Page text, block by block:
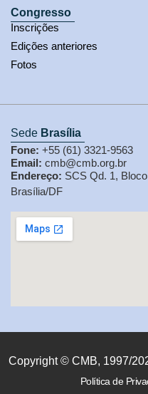
Congresso
Inscrições
Edições anteriores
Fotos
Sede Brasília
Fone: +55 (61) 3321-9563
Email: cmb@cmb.org.br
Endereço: SCS Qd. 1,
Brasília/DF
Copyright © CMB, 1997/
Política de